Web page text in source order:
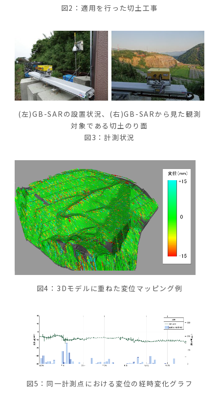
図2：適用を行った切土工事
(左)GB-SARの設置状況、(右)GB-SARから見た観測
対象である切土のり面
図3：計測状況
図4：3Dモデルに重ねた変位マッピング例
図5：同一計測点における変位の経時変化グラフ